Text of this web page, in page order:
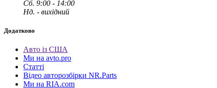
Сб. 9:00 - 14:00
Нд. - вихідний
Додатково
Авто із США
Ми на avto.pro
Статті
Відео авторозбірки NR.Parts
Ми на RIA.com